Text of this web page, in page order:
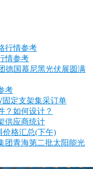
情参考
德国慕尼黑光伏展圆满
考
固定支架集采订单
？如何设计？
供应商统计
价格汇总(下午)
团青海第二批太阳能光